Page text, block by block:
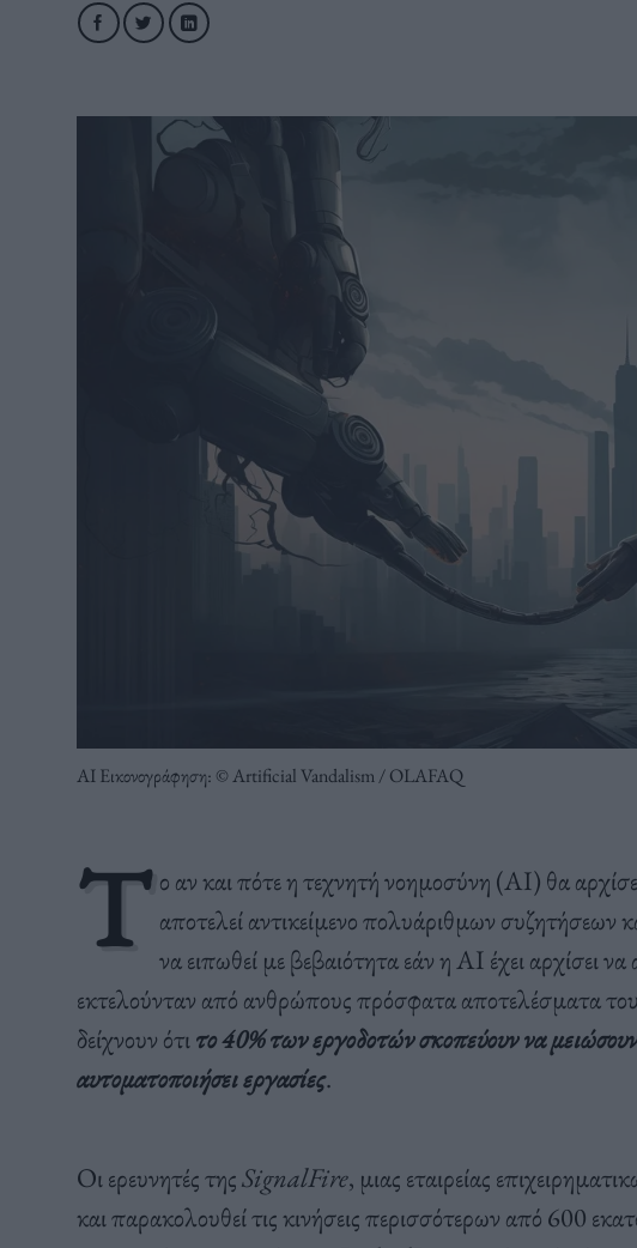
ΑΙ Εικονογράφηση: © Artificial Vandalism / OLAFAQ
Τ ο αν και πότε η τεχνητή νοημοσύνη (AI) θα
αποτελεί αντικείμενο πολυάριθμων συζητήσεων
να ειπωθεί με βεβαιότητα εάν η AI έχει αρχίσει
εκτελούνταν από ανθρώπους πρόσφατα αποτελέσματα
δείχνουν ότιτο 40% των εργοδοτών σκοπεύουν να
αυτοματοποιήσει εργασίες.
Οι ερευνητές τηςSignalFire, μιας εταιρείας
και παρακολουθεί τις κινήσεις περισσότερων από 600